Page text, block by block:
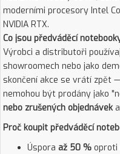
moderními procesory Intel
NVIDIA RTX.
Co jsou předváděcí
Výrobci a distributoři
showroomech nebo jako
skončení akce se vrátí zpět
nemohou být prodány jako
nebo zrušených objednáveka
Proč koupit předváděcí
Úspora až 50 % oproti